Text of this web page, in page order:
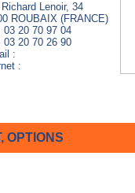
Richard Lenoir, 34
ROUBAIX (FRANCE)
03 20 70 97 04
03 20 70 26 90
:
:
OPTIONS